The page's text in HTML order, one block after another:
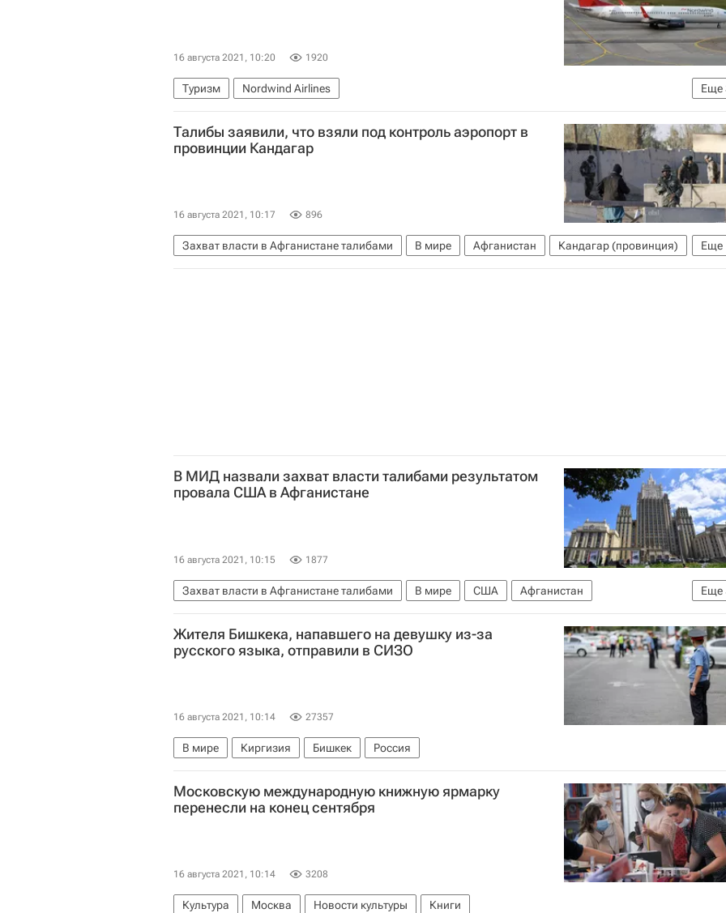
16 августа 2021, 10:20 1920
Еще
Туризм
Nordwind Airlines
Федеральное агентство воздушного транспорта (Росавиация)
Новости - Туризм
Россия
Талибы заявили, что взяли под контроль аэропорт в
провинции Кандагар
16 августа 2021, 10:17 896
Еще
Захват власти в Афганистане талибами В мире Афганистан
Кандагар (провинция)
Талибан
В МИД назвали захват власти талибами результатом
провала США в Афганистане
16 августа 2021, 10:15 1877
Еще
Захват власти в Афганистане талибами В мире США
Афганистан
Министерство иностранных дел Российской Федерации (МИД РФ)
Россия
Талибан
Азия
Замир Кабулов
Жителя Бишкека, напавшего на девушку из-за
русского языка, отправили в СИЗО
16 августа 2021, 10:14 27357
В мире Киргизия Бишкек Россия
Московскую международную книжную ярмарку
перенесли на конец сентября
16 августа 2021, 10:14 3208
Культура Москва Новости культуры Книги